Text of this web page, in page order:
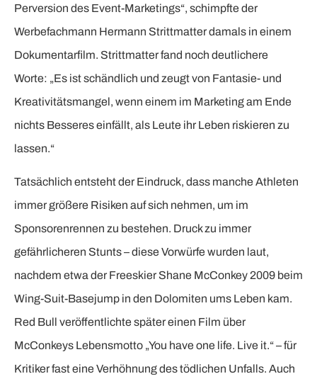
Perversion des Event-Marketings“, schimpfte der
Werbefachmann Hermann Strittmatter damals in einem
Dokumentarfilm. Strittmatter fand noch deutlichere
Worte: „Es ist schändlich und zeugt von Fantasie- und
Kreativitätsmangel, wenn einem im Marketing am Ende
nichts Besseres einfällt, als Leute ihr Leben riskieren zu
lassen.“
Tatsächlich entsteht der Eindruck, dass manche Athleten
immer größere Risiken auf sich nehmen, um im
Sponsorenrennen zu bestehen. Druck zu immer
gefährlicheren Stunts – diese Vorwürfe wurden laut,
nachdem etwa der Freeskier Shane McConkey 2009 beim
Wing-Suit-Basejump in den Dolomiten ums Leben kam.
Red Bull veröffentlichte später einen Film über
McConkeys Lebensmotto „You have one life. Live it.“ – für
Kritiker fast eine Verhöhnung des tödlichen Unfalls. Auch